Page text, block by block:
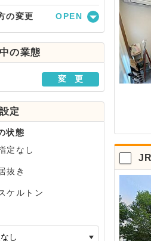
の変更
駅・路線から探す
地域から探す
の業態
変 更
定
状態
定なし
抜き
ケルトン